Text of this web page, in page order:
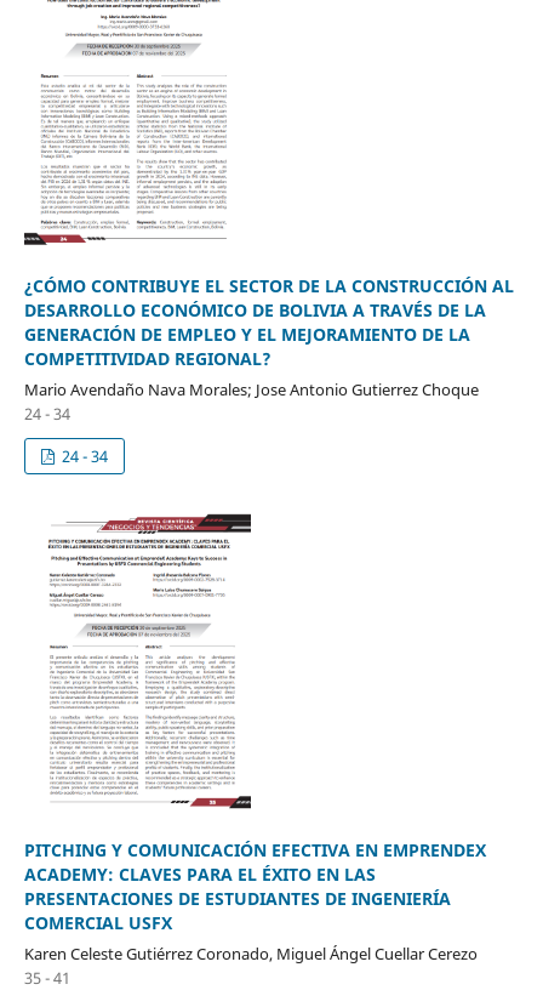
¿CÓMO CONTRIBUYE EL SECTOR DE LA CONSTRUCCIÓN AL
DESARROLLO ECONÓMICO DE BOLIVIA A TRAVÉS DE LA
GENERACIÓN DE EMPLEO Y EL MEJORAMIENTO DE LA
COMPETITIVIDAD REGIONAL?
Mario Avendaño Nava Morales; Jose Antonio Gutierrez Choque
24 - 34
24 - 34
PITCHING Y COMUNICACIÓN EFECTIVA EN EMPRENDEX
ACADEMY: CLAVES PARA EL ÉXITO EN LAS
PRESENTACIONES DE ESTUDIANTES DE INGENIERÍA
COMERCIAL USFX
Karen Celeste Gutiérrez Coronado, Miguel Ángel Cuellar Cerezo
35 - 41